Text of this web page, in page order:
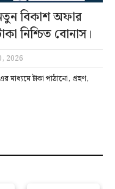
বিকাশ অফার
নিশ্চিত বোনাস।
2026
মাধ্যমে টাকা পাঠানো, গ্রহণ,